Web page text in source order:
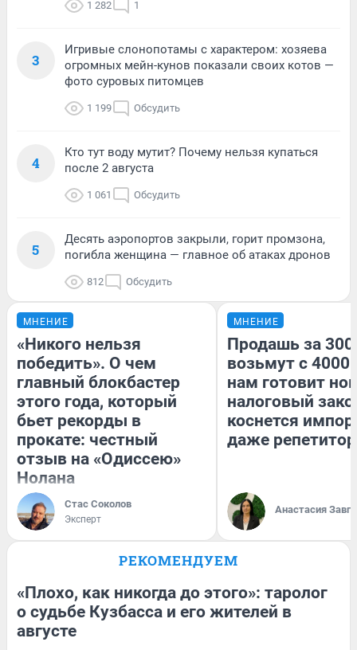
1 282 1
3
Игривые слонопотамы с характером: хозяева
огромных мейн-кунов показали своих котов —
фото суровых питомцев
1 199 Обсудить
4
Кто тут воду мутит? Почему нельзя купаться
после 2 августа
1 061 Обсудить
5
Десять аэропортов закрыли, горит промзона,
погибла женщина — главное об атаках дронов
812 Обсудить
МНЕНИЕ
«Никого нельзя
победить». О чем
главный блокбастер
этого года, который
бьет рекорды в
прокате: честный
отзыв на «Одиссею»
Нолана
Стас Соколов
Эксперт
МНЕНИЕ
Продашь за
возьмут с
нам готовит
налоговый
коснется
даже
Анастасия
РЕКОМЕНДУЕМ
«Плохо, как никогда до этого»: таролог
о судьбе Кузбасса и его жителей в
августе